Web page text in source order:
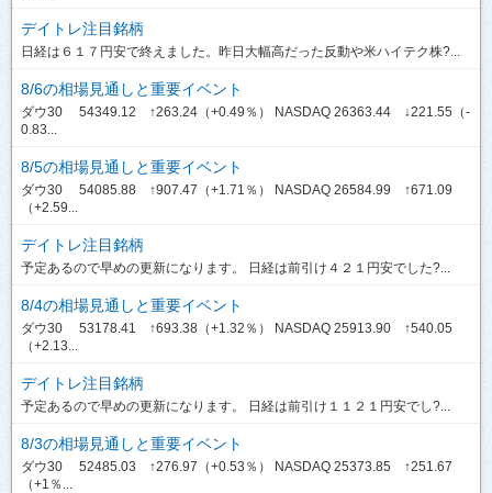
デイトレ注目銘柄
日経は６１７円安で終えました。昨日大幅高だった反動や米ハイテク株?...
8/6の相場見通しと重要イベント
ダウ30 54349.12 ↑263.24（+0.49％） NASDAQ 26363.44 ↓221.55（-
0.83...
8/5の相場見通しと重要イベント
ダウ30 54085.88 ↑907.47（+1.71％） NASDAQ 26584.99 ↑671.09
（+2.59...
デイトレ注目銘柄
予定あるので早めの更新になります。 日経は前引け４２１円安でした?...
8/4の相場見通しと重要イベント
ダウ30 53178.41 ↑693.38（+1.32％） NASDAQ 25913.90 ↑540.05
（+2.13...
デイトレ注目銘柄
予定あるので早めの更新になります。 日経は前引け１１２１円安でし?...
8/3の相場見通しと重要イベント
ダウ30 52485.03 ↑276.97（+0.53％） NASDAQ 25373.85 ↑251.67
（+1％...